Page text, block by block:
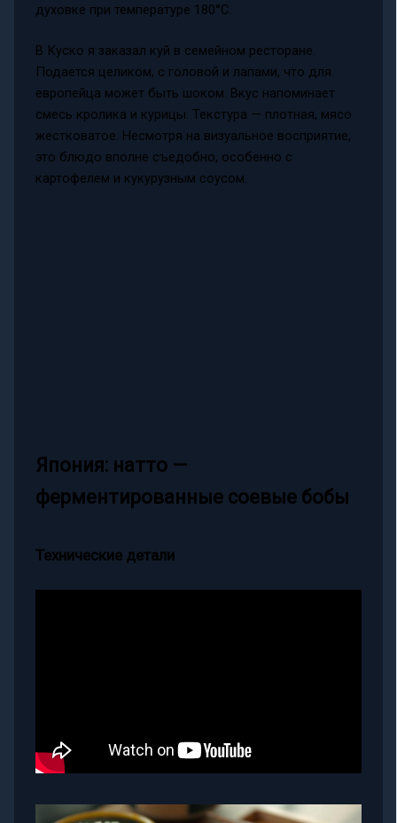
духовке при температуре 180°C.
В Куско я заказал куй в семейном ресторане.
Подается целиком, с головой и лапами, что для
европейца может быть шоком. Вкус напоминает
смесь кролика и курицы. Текстура — плотная, мясо
жестковатое. Несмотря на визуальное восприятие,
это блюдо вполне съедобно, особенно с
картофелем и кукурузным соусом.
Япония: натто —
ферментированные соевые бобы
Технические детали